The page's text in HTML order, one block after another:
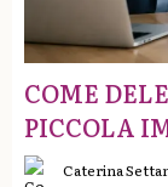
COME
PICCOLA
Caterina